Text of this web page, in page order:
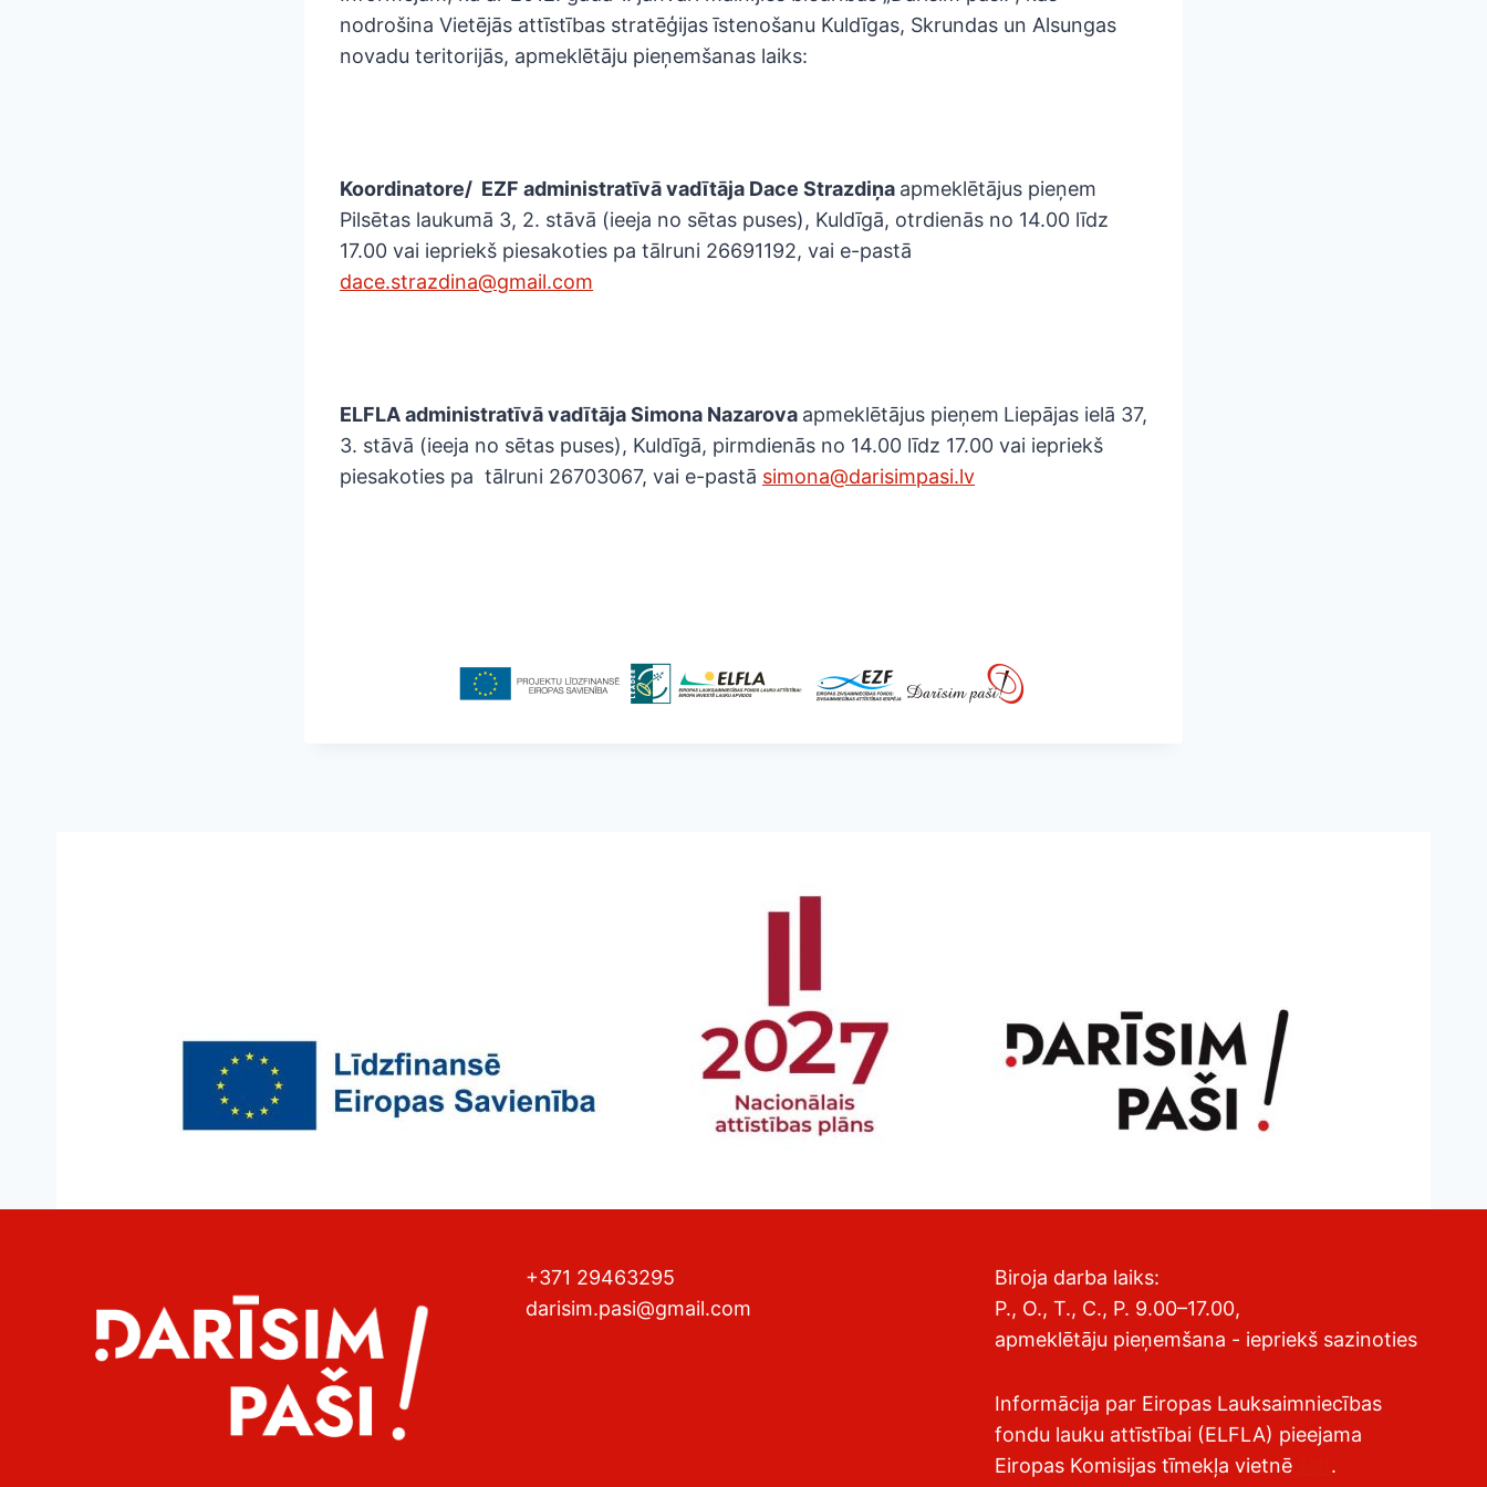
nodrošina Vietējās attīstības stratēģijas īstenošanu Kuldīgas, Skrundas un Alsungas
novadu teritorijās, apmeklētāju pieņemšanas laiks:
Koordinatore/ EZF administratīvā vadītāja Dace Strazdiņa apmeklētājus pieņem
Pilsētas laukumā 3, 2. stāvā (ieeja no sētas puses), Kuldīgā, otrdienās no 14.00 līdz
17.00 vai iepriekš piesakoties pa tālruni 26691192, vai e-pastā
dace.strazdina@gmail.com
ELFLA administratīvā vadītāja Simona Nazarova apmeklētājus pieņem Liepājas ielā 37,
3. stāvā (ieeja no sētas puses), Kuldīgā, pirmdienās no 14.00 līdz 17.00 vai iepriekš
piesakoties pa tālruni 26703067, vai e-pastā simona@darisimpasi.lv
+371 29463295
darisim.pasi@gmail.com
Biroja darba laiks:
P., O., T., C., P. 9.00–17.00,
apmeklētāju pieņemšana - iepriekš sazinoties
Informācija par Eiropas Lauksaimniecības
fondu lauku attīstībai (ELFLA) pieejama
Eiropas Komisijas tīmekļa vietnē
.